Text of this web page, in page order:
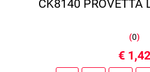
CK8140 PROVETTA
(0)
€ 1,42